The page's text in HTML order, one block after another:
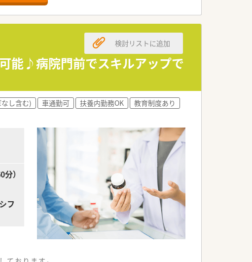
能♪病院門前でスキルアップで
検討リストに追加
し含む) 車通勤可 扶養内勤務OK
教育制度あり
）
フ